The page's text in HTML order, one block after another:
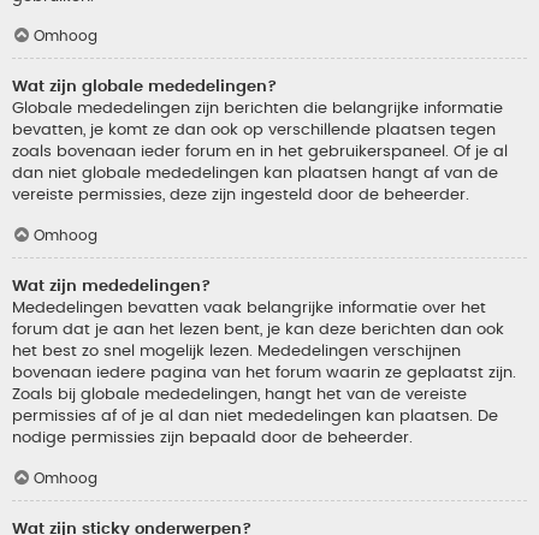
Omhoog
Wat zijn globale mededelingen?
Globale mededelingen zijn berichten die belangrijke informatie
bevatten, je komt ze dan ook op verschillende plaatsen tegen
zoals bovenaan ieder forum en in het gebruikerspaneel. Of je al
dan niet globale mededelingen kan plaatsen hangt af van de
vereiste permissies, deze zijn ingesteld door de beheerder.
Omhoog
Wat zijn mededelingen?
Mededelingen bevatten vaak belangrijke informatie over het
forum dat je aan het lezen bent, je kan deze berichten dan ook
het best zo snel mogelijk lezen. Mededelingen verschijnen
bovenaan iedere pagina van het forum waarin ze geplaatst zijn.
Zoals bij globale mededelingen, hangt het van de vereiste
permissies af of je al dan niet mededelingen kan plaatsen. De
nodige permissies zijn bepaald door de beheerder.
Omhoog
Wat zijn sticky onderwerpen?